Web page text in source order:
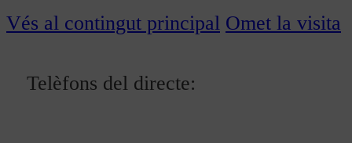
Vés al contingut principal Omet la visita
Telèfons del directe:
CULTURA I
OCI